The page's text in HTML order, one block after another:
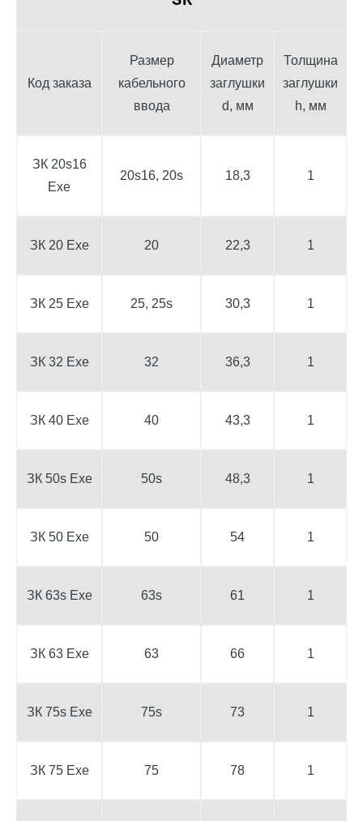
Код заказа
Размер
кабельного
ввода
Диаметр
заглушки
d, мм
Толщина
заглушки
h, мм
ЗК 20s16
Exe
20s16, 20s 18,3 1
ЗК 20 Exe 20 22,3 1
ЗК 25 Exe 25, 25s 30,3 1
ЗК 32 Exe 32 36,3 1
ЗК 40 Exe 40 43,3 1
ЗК 50s Exe 50s 48,3 1
ЗК 50 Exe 50 54 1
ЗК 63s Exe 63s 61 1
ЗК 63 Exe 63 66 1
ЗК 75s Exe 75s 73 1
ЗК 75 Exe 75 78 1